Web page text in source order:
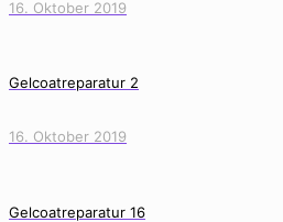
16. Oktober 2019
Gelcoatreparatur 2
16. Oktober 2019
Gelcoatreparatur 16